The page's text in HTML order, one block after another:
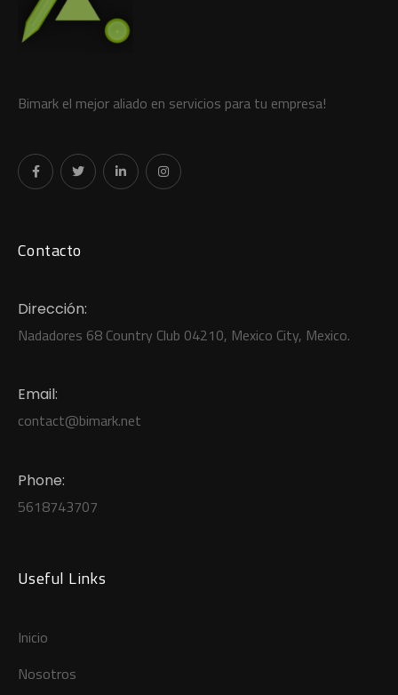
Bimark el mejor aliado en servicios para tu empresa!
Contacto
Dirección:
Nadadores 68 Country Club 04210, Mexico City, Mexico.
Email:
contact@bimark.net
Phone:
5618743707
Useful Links
Inicio
Nosotros